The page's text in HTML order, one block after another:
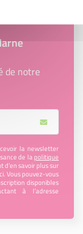
de notre
la newsletter
de lapolitique
d’en savoir plus sur
Vous pouvez-vous
disponibles
à l’adresse